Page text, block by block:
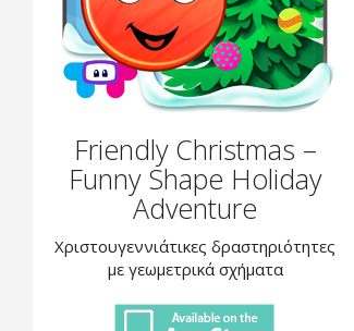
Friendly Christmas –
Funny Shape Holiday
Adventure
Χριστουγεννιάτικες δραστηριότητες
με γεωμετρικά σχήματα